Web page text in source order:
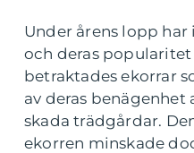
Under årens lopp
och deras
betraktades ekorrar
av deras
skada trädgårdar.
ekorren minskade